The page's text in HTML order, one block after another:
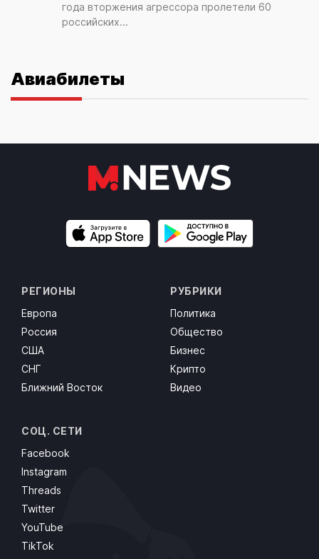
года вторжения агрессора пролетели 60
российских...
Авиабилеты
РЕГИОНЫ
Европа
Россия
США
СНГ
Ближний Восток
РУБРИКИ
Политика
Общество
Бизнес
Крипто
Видео
СОЦ. СЕТИ
Facebook
Instagram
Threads
Twitter
YouTube
TikTok